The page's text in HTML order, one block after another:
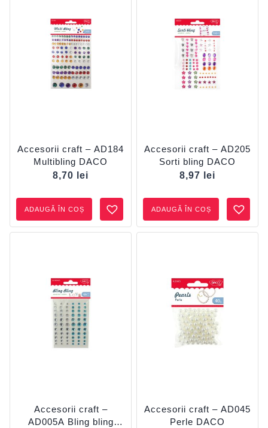
Accesorii craft – AD184
Multibling DACO
8,70
lei
ADAUGĂ ÎN COȘ
Accesorii craft – AD205
Sorti bling DACO
8,97
lei
ADAUGĂ ÎN COȘ
Accesorii craft –
AD005A Bling bling
Accesorii craft – AD045
Perle DACO